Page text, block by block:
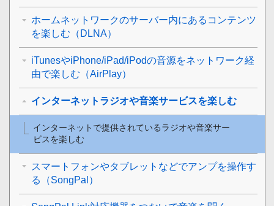
ホームネットワークのサーバー内にあるコンテンツ
を楽しむ（DLNA）
iTunesやiPhone/iPad/iPodの音源をネットワーク経
由で楽しむ（AirPlay）
インターネットラジオや音楽サービスを楽しむ
インターネットで提供されているラジオや音楽サー
ビスを楽しむ
スマートフォンやタブレットなどでアンプを操作す
る（SongPal）